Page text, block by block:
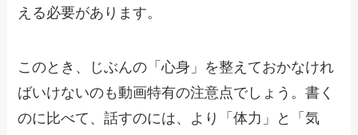
える必要があります。
このとき、じぶんの「心身」を整えておかなけれ
ばいけないのも動画特有の注意点でしょう。書く
のに比べて、話すのには、より「体力」と「気